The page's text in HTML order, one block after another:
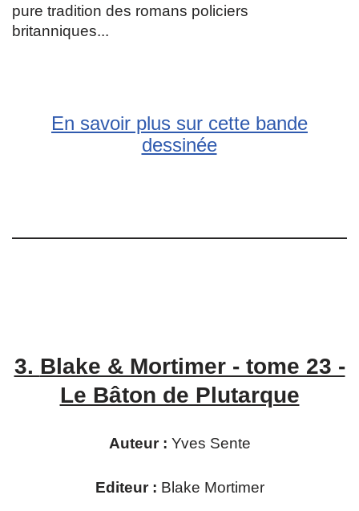
pure tradition des romans policiers
britanniques...
En savoir plus sur cette bande
dessinée
3. Blake & Mortimer - tome 23 -
Le Bâton de Plutarque
Auteur : Yves Sente
Editeur : Blake Mortimer